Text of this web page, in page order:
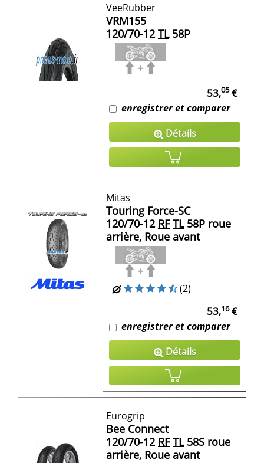
VeeRubber
VRM155
120/70-12 TL58P
53,05€
enregistrer et comparer
Détails
Mitas
Touring Force-SC
120/70-12 RF TL58P roue
arrière, Roue avant
(2)
53,16€
enregistrer et comparer
Détails
Eurogrip
Bee Connect
120/70-12 RF TL58S roue
arrière, Roue avant